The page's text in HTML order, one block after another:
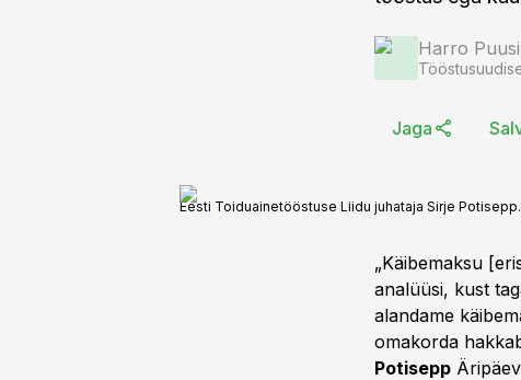
Harro
Jaga
Eesti Toiduainetööstuse Liidu juhataja Sirje Potisepp.
„Käibemaksu
analüüsi, kust
alandame
omakorda
Potisepp